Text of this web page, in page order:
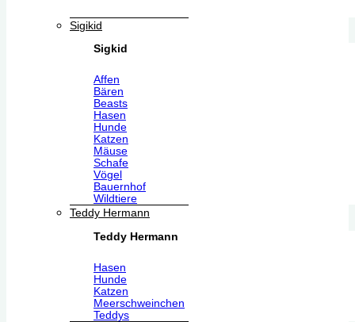
Sigikid
Sigkid
Affen
Bären
Beasts
Hasen
Hunde
Katzen
Mäuse
Schafe
Vögel
Bauernhof
Wildtiere
Teddy Hermann
Teddy Hermann
Hasen
Hunde
Katzen
Meerschweinchen
Teddys